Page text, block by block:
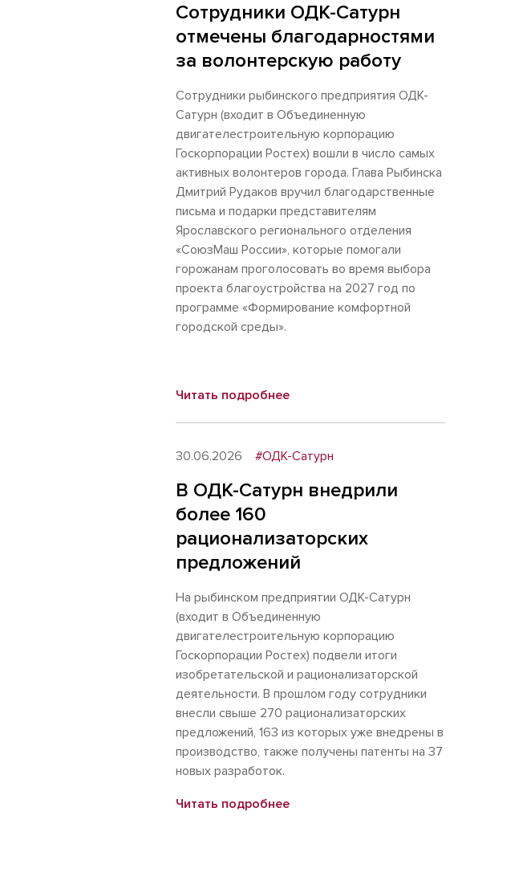
Сотрудники ОДК-Сатурн
отмечены благодарностями
за волонтерскую работу
Сотрудники рыбинского предприятия ОДК-
Сатурн (входит в Объединенную
двигателестроительную корпорацию
Госкорпорации Ростех) вошли в число самых
активных волонтеров города. Глава Рыбинска
Дмитрий Рудаков вручил благодарственные
письма и подарки представителям
Ярославского регионального отделения
«СоюзМаш России», которые помогали
горожанам проголосовать во время выбора
проекта благоустройства на 2027 год по
программе «Формирование комфортной
городской среды».
Читать подробнее
30.06.2026 #ОДК-Сатурн
В ОДК-Сатурн внедрили
более 160
рационализаторских
предложений
На рыбинском предприятии ОДК-Сатурн
(входит в Объединенную
двигателестроительную корпорацию
Госкорпорации Ростех) подвели итоги
изобретательской и рационализаторской
деятельности. В прошлом году сотрудники
внесли свыше 270 рационализаторских
предложений, 163 из которых уже внедрены в
производство, также получены патенты на 37
новых разработок.
Читать подробнее